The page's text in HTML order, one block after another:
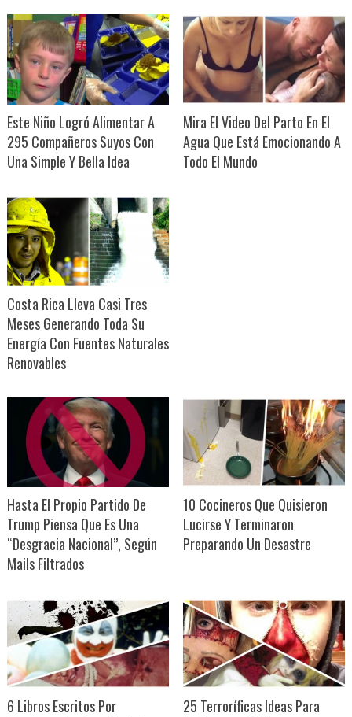
Este Niño Logró Alimentar A
295 Compañeros Suyos Con
Una Simple Y Bella Idea
Mira El Video Del Parto En El
Agua Que Está Emocionando A
Todo El Mundo
Costa Rica Lleva Casi Tres
Meses Generando Toda Su
Energía Con Fuentes Naturales
Renovables
Hasta El Propio Partido De
Trump Piensa Que Es Una
“Desgracia Nacional”, Según
Mails Filtrados
10 Cocineros Que Quisieron
Lucirse Y Terminaron
Preparando Un Desastre
6 Libros Escritos Por
25 Terroríficas Ideas Para